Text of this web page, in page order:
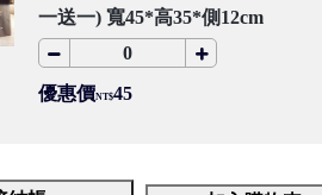
一送一) 寬45*高35*側12cm
優惠價NT$45